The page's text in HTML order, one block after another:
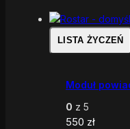
LISTA ŻYCZEŃ
Moduł
0 z 5
550 zł